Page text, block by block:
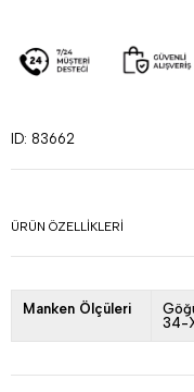
ID: 83662
ÜRÜN ÖZELLIKLERI
Manken Ölçüleri
34-